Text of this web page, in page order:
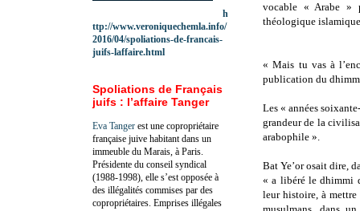
vocable « Arabe »
théologique
« Mais tu vas à
publication du
Les « années
grandeur de la
arabophile ».
Bat Ye’orosait dire,
« a libéré le dhimmi
leur histoire, à
h
ttp://www.veroniquechemla.info/
2016/04/spoliations-de-francais-
juifs-laffaire.html
Spoliations de Français
juifs : l’affaire Tanger
Eva Tanger est une copropriétaire
française juive habitant dans un
immeuble du Marais, à Paris.
Présidente du conseil syndical
(1988-1998), elle s’est opposée à
des illégalités commises par des
copropriétaires. Emprises illégales